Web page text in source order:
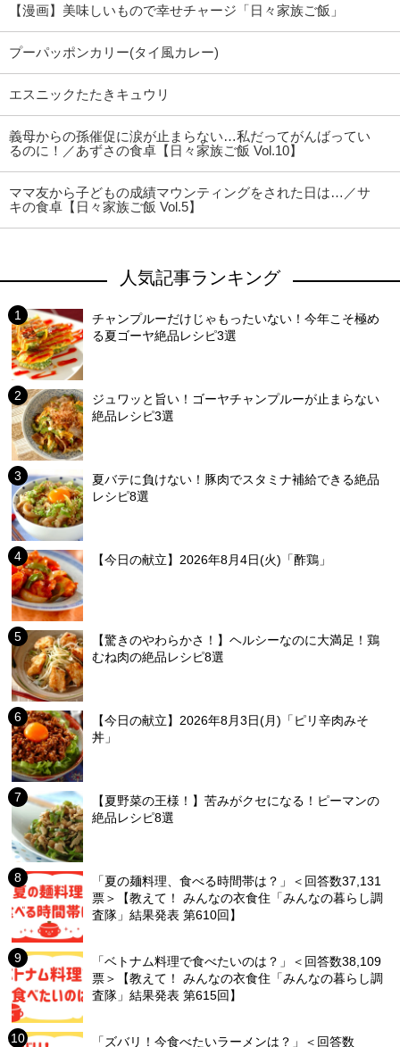
【漫画】美味しいもので幸せチャージ「日々家族ご飯」
プーパッポンカリー(タイ風カレー)
エスニックたたきキュウリ
義母からの孫催促に涙が止まらない…私だってがんばってい
るのに！／あずさの食卓【日々家族ご飯 Vol.10】
ママ友から子どもの成績マウンティングをされた日は…／サ
キの食卓【日々家族ご飯 Vol.5】
人気記事ランキング
チャンプルーだけじゃもったいない！今年こそ極め
る夏ゴーヤ絶品レシピ3選
ジュワッと旨い！ゴーヤチャンプルーが止まらない
絶品レシピ3選
夏バテに負けない！豚肉でスタミナ補給できる絶品
レシピ8選
【今日の献立】2026年8月4日(火)「酢鶏」
【驚きのやわらかさ！】ヘルシーなのに大満足！鶏
むね肉の絶品レシピ8選
【今日の献立】2026年8月3日(月)「ピリ辛肉みそ
丼」
【夏野菜の王様！】苦みがクセになる！ピーマンの
絶品レシピ8選
「夏の麺料理、食べる時間帯は？」＜回答数37,131
票＞【教えて！ みんなの衣食住「みんなの暮らし調
査隊」結果発表 第610回】
「ベトナム料理で食べたいのは？」＜回答数38,109
票＞【教えて！ みんなの衣食住「みんなの暮らし調
査隊」結果発表 第615回】
「ズバリ！今食べたいラーメンは？」＜回答数